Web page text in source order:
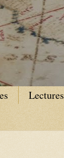
Lectures